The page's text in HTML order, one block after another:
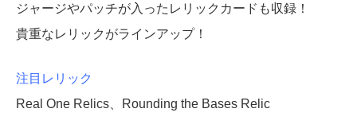
ジャージやパッチが入ったレリックカードも収録！
貴重なレリックがラインアップ！
注目レリック
Real One Relics、Rounding the Bases Relic